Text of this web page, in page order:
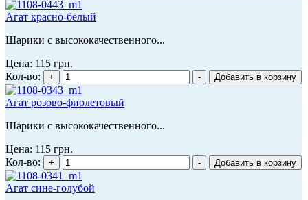
Агат красно-белый
Шарики с высококачественного...
Цена: 115 грн.
Кол-во:
Агат розово-фиолетовый
Шарики с высококачественного...
Цена: 115 грн.
Кол-во:
Агат сине-голубой